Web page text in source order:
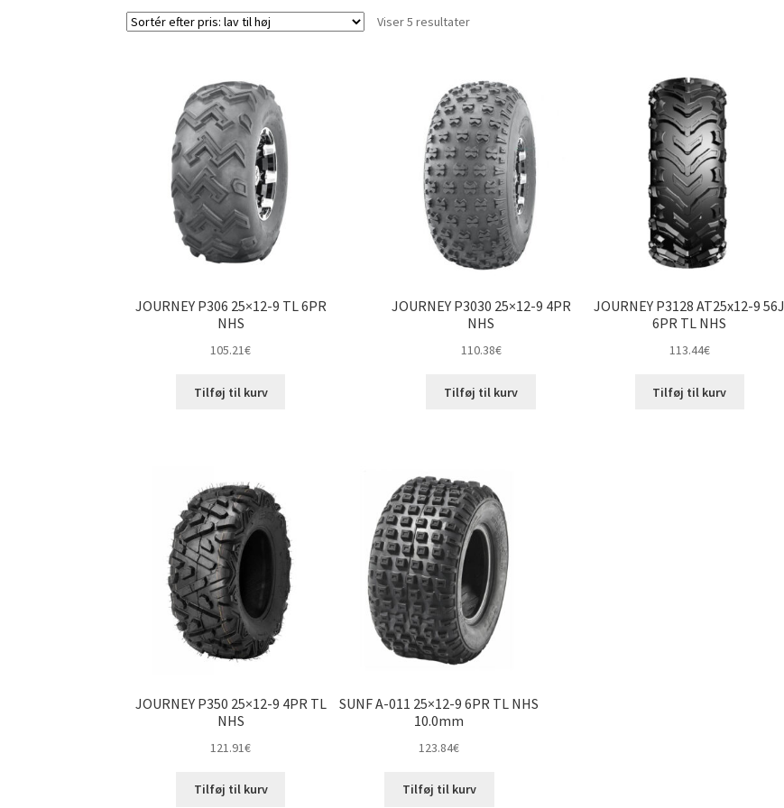
Viser 5 resultaterSorteret
lav
til
høj
JOURNEY P306 25×12-9 TL 6PR
NHS
105.21€
Tilføj til kurv
JOURNEY P3030 25×12-9 4PR
NHS
110.38€
Tilføj til kurv
JOURNEY P3128 AT25x12-9 56J
6PR TL NHS
113.44€
Tilføj til kurv
JOURNEY P350 25×12-9 4PR TL
NHS
121.91€
Tilføj til kurv
SUNF A-011 25×12-9 6PR TL NHS
10.0mm
123.84€
Tilføj til kurv